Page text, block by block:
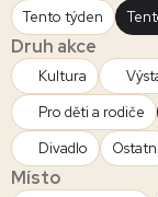
Tento týden
Druh akce
Kultura
Pro děti a rodiče
Divadlo
Místo